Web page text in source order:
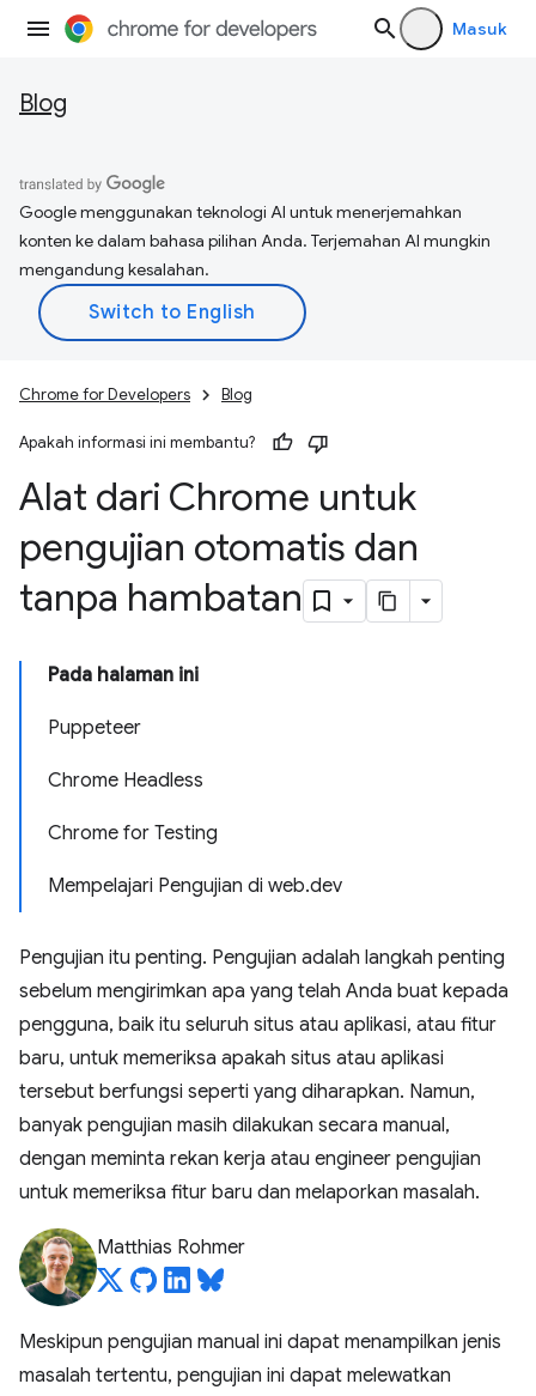
Masuk
Blog
Google menggunakan teknologi AI untuk menerjemahkan
konten ke dalam bahasa pilihan Anda. Terjemahan AI mungkin
mengandung kesalahan.
Chrome for Developers Blog
Apakah informasi ini membantu?
Alat dari Chrome untuk
pengujian otomatis dan
tanpa hambatan
Pada halaman ini
Puppeteer
Chrome Headless
Chrome for Testing
Mempelajari Pengujian di web.dev
Pengujian itu penting. Pengujian adalah langkah penting
sebelum mengirimkan apa yang telah Anda buat kepada
pengguna, baik itu seluruh situs atau aplikasi, atau fitur
baru, untuk memeriksa apakah situs atau aplikasi
tersebut berfungsi seperti yang diharapkan. Namun,
banyak pengujian masih dilakukan secara manual,
dengan meminta rekan kerja atau engineer pengujian
untuk memeriksa fitur baru dan melaporkan masalah.
Matthias Rohmer
Meskipun pengujian manual ini dapat menampilkan jenis
masalah tertentu, pengujian ini dapat melewatkan